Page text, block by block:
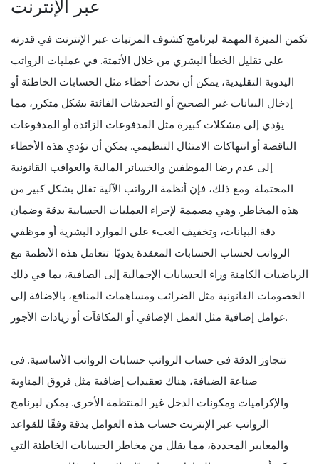
عبر الإنترنت
تكمن الميزة المهمة لبرنامج كشوف المرتبات عبر الإنترنت في قدرته
على تقليل الخطأ البشري من خلال الأتمتة. في عمليات الرواتب
اليدوية التقليدية، يمكن أن تحدث أخطاء مثل الحسابات الخاطئة أو
إدخال البيانات غير الصحيح أو التحديثات الفائتة بشكل متكرر، مما
يؤدي إلى مشكلات كبيرة مثل المدفوعات الزائدة أو المدفوعات
الناقصة أو انتهاكات الامتثال التنظيمي. يمكن أن تؤدي هذه الأخطاء
إلى عدم رضا الموظفين والخسائر المالية والعواقب القانونية
المحتملة. ومع ذلك، فإن أنظمة الرواتب الآلية تقلل بشكل كبير من
هذه المخاطر. وهي مصممة لإجراء العمليات الحسابية بدقة وضمان
دقة البيانات، وتخفيف العبء على الموارد البشرية أو موظفي
الرواتب لحساب الحسابات المعقدة يدويًا. تتعامل هذه الأنظمة مع
الرياضيات الكامنة وراء الحسابات الإجمالية إلى الصافية، بما في ذلك
الخصومات القانونية مثل الضرائب ومساهمات المنافع، بالإضافة إلى
عوامل إضافية مثل العمل الإضافي أو المكافآت أو زيادات الأجور.
تتجاوز الدقة في حساب الرواتب حسابات الرواتب الأساسية. في
صناعة الضيافة، هناك تعقيدات إضافية مثل فروق المناوبة
والإكراميات ومكونات الدخل غير المنتظمة الأخرى. يمكن لبرنامج
الرواتب عبر الإنترنت حساب هذه العوامل بدقة وفقًا للقواعد
والمعايير المحددة، مما يقلل من مخاطر الحسابات الخاطئة التي